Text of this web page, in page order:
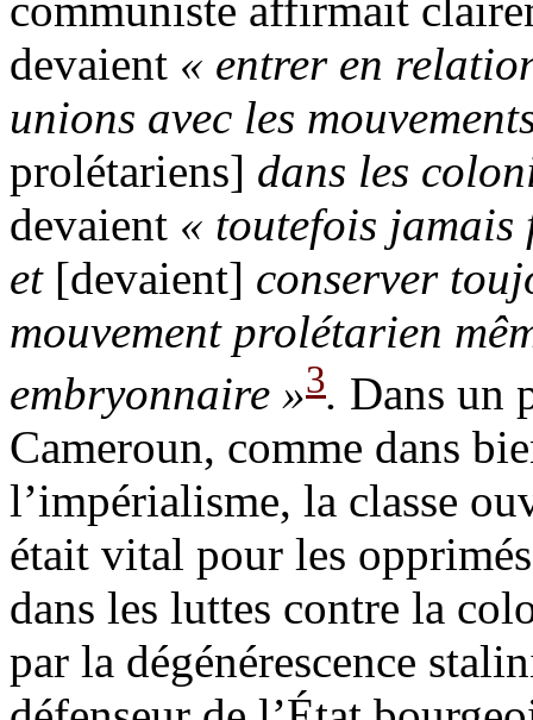
devaient « entrer en
unions avec les
prolétariens] dans les
devaient « toutefois jamais
et [devaient] conserver
mouvement prolétarien
embryonnaire »3. Dans un
Cameroun, comme dans
l’impérialisme, la classe
était vital pour les
dans les luttes contre la
par la dégénérescence